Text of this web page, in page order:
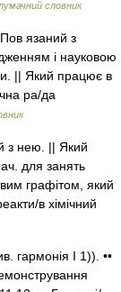
словник
язаний з
і науковою
|| Який працює в
чна ра/да
з нею. || Який
для занять
графітом, який
в хімічний
гармонія I 1)). ••